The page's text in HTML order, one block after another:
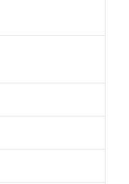
に関して"
す。
過去に遡って非含有を証
では、対応完了までの
た。